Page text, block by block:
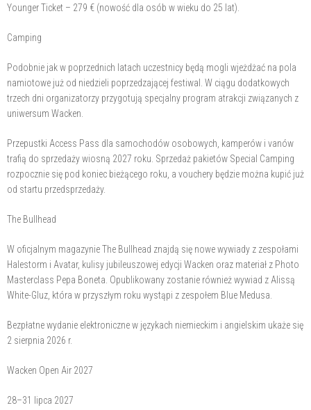
Younger Ticket – 279 € (nowość dla osób w wieku do 25 lat).
Camping
Podobnie jak w poprzednich latach uczestnicy będą mogli wjeżdżać na pola
namiotowe już od niedzieli poprzedzającej festiwal. W ciągu dodatkowych
trzech dni organizatorzy przygotują specjalny program atrakcji związanych z
uniwersum Wacken.
Przepustki Access Pass dla samochodów osobowych, kamperów i vanów
trafią do sprzedaży wiosną 2027 roku. Sprzedaż pakietów Special Camping
rozpocznie się pod koniec bieżącego roku, a vouchery będzie można kupić już
od startu przedsprzedaży.
The Bullhead
W oficjalnym magazynie The Bullhead znajdą się nowe wywiady z zespołami
Halestorm i Avatar, kulisy jubileuszowej edycji Wacken oraz materiał z Photo
Masterclass Pepa Boneta. Opublikowany zostanie również wywiad z Alissą
White-Gluz, która w przyszłym roku wystąpi z zespołem Blue Medusa.
Bezpłatne wydanie elektroniczne w językach niemieckim i angielskim ukaże się
2 sierpnia 2026 r.
Wacken Open Air 2027
28–31 lipca 2027